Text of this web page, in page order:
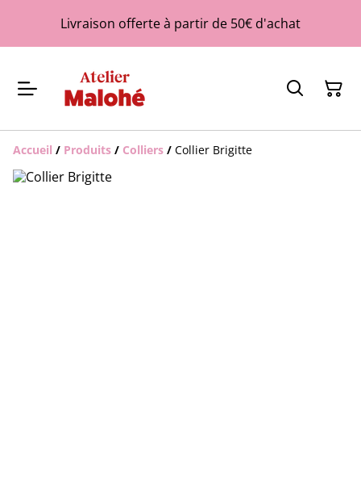
Livraison offerte à partir de 50€ d'achat
Accueil / Produits / Colliers / Collier Brigitte